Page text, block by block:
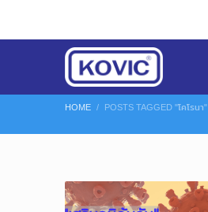
HOME POSTS TAGGED "โคโรนา"